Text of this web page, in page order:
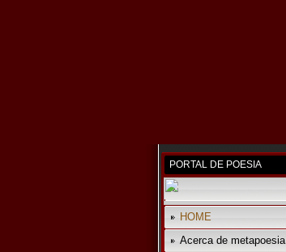
PORTAL DE POESIA
HOME
Acerca de metapoesia